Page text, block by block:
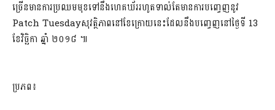
ច្រើនមានការប្រឈមមុខទៅនឹងហេគឃ័ររហូតទាល់តែមានការបញ្ចេញនូវ
Patch Tuesday​សុវត្ថិភាពនៅខែក្រោយនេះដែលនឹងបញ្ចេញនៅថ្ងៃទី 13
ខែវិច្ឆិកា ឆ្នាំ ២០១៨ ៕
ប្រភព៖